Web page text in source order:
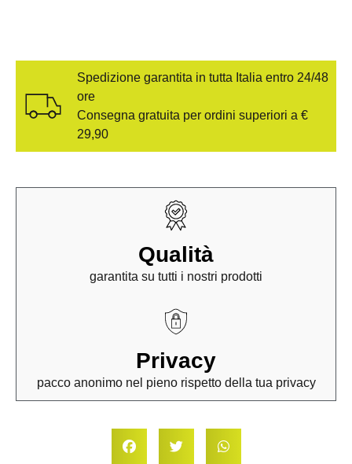
Spedizione garantita in tutta Italia entro 24/48
ore
Consegna gratuita per ordini superiori a €
29,90
Qualità
garantita su tutti i nostri prodotti
Privacy
pacco anonimo nel pieno rispetto della tua privacy